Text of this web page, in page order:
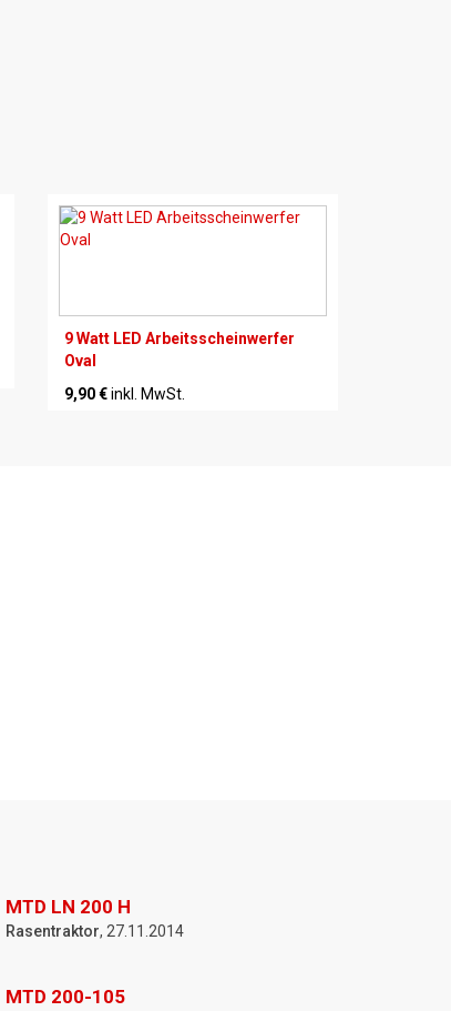
9 Watt LED Arbeitsscheinwerfer
Oval
9,90 € inkl. MwSt.
MTD LN 200 H
Rasentraktor, 27.11.2014
MTD 200-105